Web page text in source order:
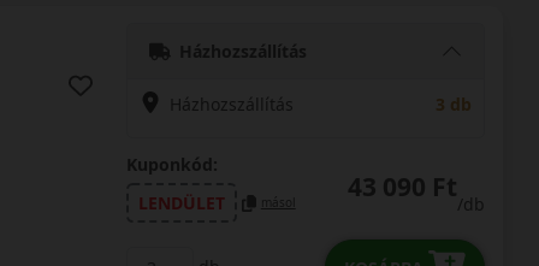
Házhozszállítás
Házhozszállítás 3 db
Kuponkód:
LENDÜLET
másol 43 090 Ft
/db